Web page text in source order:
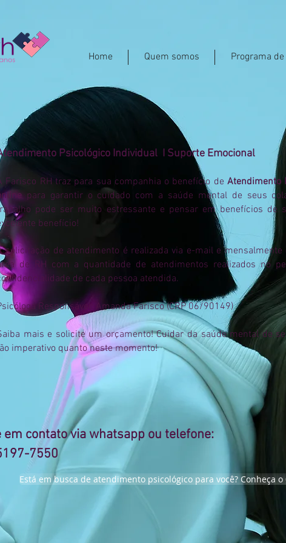
Home Quem somos Programa
Psicológico Individual I Suporte Emocional
Farisco RH traz para sua companhia o benefício deAtendimento
para garantir o cuidado com a saúde mental de seus
pode ser muito estressante e pensar em benefícios de
benefício!
solicitação de atendimento é realizada via e-mail e
de RH com a quantidade de atendimentos realizados no
de cada pessoa atendida.
Responsável: Amanda Farisco (CRP 06/90149)
mais e solicite um orçamento! Cuidar da saúde mental de
imperativo quanto neste momento!
em contato via whatsapp ou telefone:
7550
Está em busca de atendimento psicológico para você? Conheça